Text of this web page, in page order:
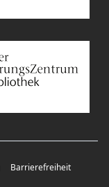
Barrierefreiheit